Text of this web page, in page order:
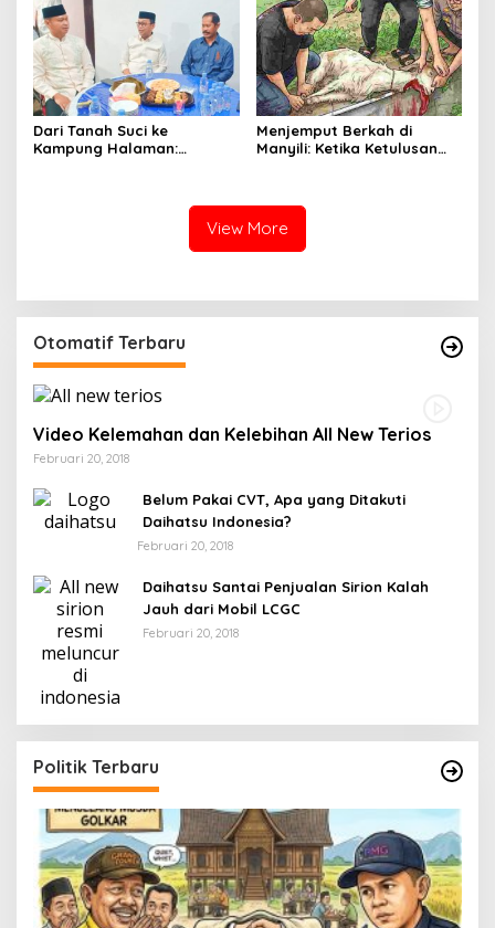
Dari Tanah Suci ke
Kampung Halaman:
Menjemput Berkah di
Manyili: Ketika Ketulusan
View More
Otomatif Terbaru
Video Kelemahan dan Kelebihan All New Terios
Februari 20, 2018
Belum Pakai CVT, Apa yang Ditakuti
Daihatsu Indonesia?
Februari 20, 2018
Daihatsu Santai Penjualan Sirion Kalah
Jauh dari Mobil LCGC
Februari 20, 2018
Politik Terbaru